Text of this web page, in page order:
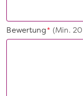
*
Bewertung(Min.